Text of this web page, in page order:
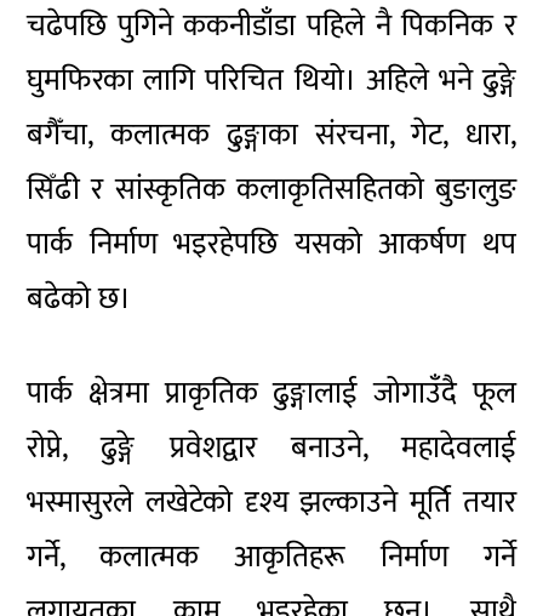
चढेपछि पुगिने ककनीडाँडा पहिले नै पिकनिक र
घुमफिरका लागि परिचित थियो। अहिले भने ढुङ्गे
बगैँचा, कलात्मक ढुङ्गाका संरचना, गेट, धारा,
सिँढी र सांस्कृतिक कलाकृतिसहितको बुङालुङ
पार्क निर्माण भइरहेपछि यसको आकर्षण थप
बढेको छ।
पार्क क्षेत्रमा प्राकृतिक ढुङ्गालाई जोगाउँदै फूल
रोप्ने, ढुङ्गे प्रवेशद्वार बनाउने, महादेवलाई
भस्मासुरले लखेटेको दृश्य झल्काउने मूर्ति तयार
गर्ने, कलात्मक आकृतिहरू निर्माण गर्ने